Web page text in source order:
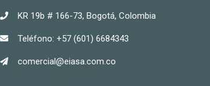
KR 19b # 166-73, Bogotá, Colombia
Teléfono: +57 (601) 6684343
comercial@eiasa.com.co